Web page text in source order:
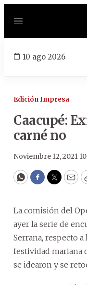
Menú
10 ago 2026
Edición Impresa
Caacupé:
carné no
Noviembre 12, 2021
WhatsApp
Facebook
Twitter
La comisión del
ayer la serie de
Serrana, respecto
festividad mariana
se idearon y se